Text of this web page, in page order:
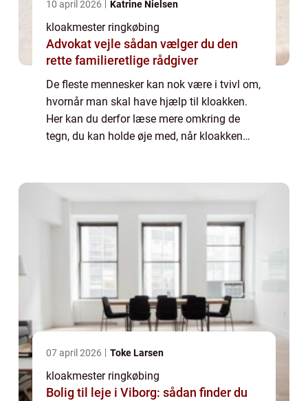
10 april 2026 Katrine Nielsen
kloakmester ringkøbing
Advokat vejle sådan vælger du den
rette familieretlige rådgiver
De fleste mennesker kan nok være i tvivl om,
hvornår man skal have hjælp til kloakken.
Her kan du derfor læse mere omkring de
tegn, du kan holde øje med, når kloakken
07 april 2026 Toke Larsen
kloakmester ringkøbing
Bolig til leje i Viborg: sådan finder du